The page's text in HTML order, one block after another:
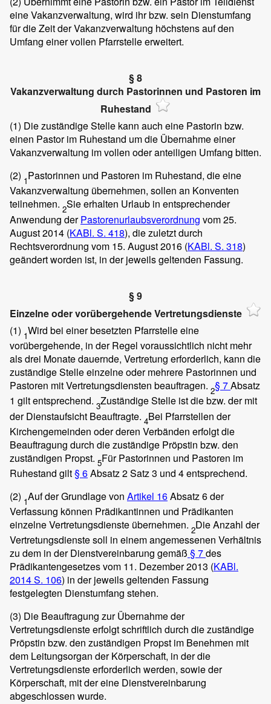
eine Vakanzverwaltung, wird ihr bzw. sein Dienstumfang
für die Zeit der Vakanzverwaltung höchstens auf den
Umfang einer vollen Pfarrstelle erweitert.
§ 8
Vakanzverwaltung durch Pastorinnen und Pastoren im
Ruhestand
(1) Die zuständige Stelle kann auch eine Pastorin bzw.
einen Pastor im Ruhestand um die Übernahme einer
Vakanzverwaltung im vollen oder anteiligen Umfang bitten.
(2) 1Pastorinnen und Pastoren im Ruhestand, die eine
Vakanzverwaltung übernehmen, sollen an Konventen
teilnehmen. 2Sie erhalten Urlaub in entsprechender
Anwendung derPastorenurlaubsverordnung vom 25.
August 2014 (KABl. S. 418), die zuletzt durch
Rechtsverordnung vom 15. August 2016 (KABl. S. 318)
geändert worden ist, in der jeweils geltenden Fassung.
§ 9
Einzelne oder vorübergehende Vertretungsdienste
(1) 1Wird bei einer besetzten Pfarrstelle eine
vorübergehende, in der Regel voraussichtlich nicht mehr
als drei Monate dauernde, Vertretung erforderlich, kann die
zuständige Stelle einzelne oder mehrere Pastorinnen und
Pastoren mit Vertretungsdiensten beauftragen. 2§ 7Absatz
1 gilt entsprechend. 3Zuständige Stelle ist die bzw. der mit
der Dienstaufsicht Beauftragte. 4Bei Pfarrstellen der
Kirchengemeinden oder deren Verbänden erfolgt die
Beauftragung durch die zuständige Pröpstin bzw. den
zuständigen Propst. 5Für Pastorinnen und Pastoren im
Ruhestand gilt§ 6Absatz 2 Satz 3 und 4 entsprechend.
(2) 1Auf der Grundlage von Artikel 16Absatz 6 der
Verfassung können Prädikantinnen und Prädikanten
einzelne Vertretungsdienste übernehmen. 2Die Anzahl der
Vertretungsdienste soll in einem angemessenen Verhältnis
zu dem in der Dienstvereinbarung gemäß § 7des
Prädikantengesetzes vom 11. Dezember 2013 (KABl.
2014 S. 106) in der jeweils geltenden Fassung
festgelegten Dienstumfang stehen.
(3) Die Beauftragung zur Übernahme der
Vertretungsdienste erfolgt schriftlich durch die zuständige
Pröpstin bzw. den zuständigen Propst im Benehmen mit
dem Leitungsorgan der Körperschaft, in der die
Vertretungsdienste erforderlich werden, sowie der
Körperschaft, mit der eine Dienstvereinbarung
abgeschlossen wurde.